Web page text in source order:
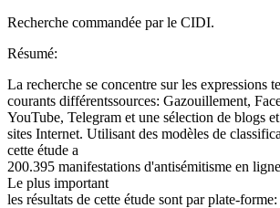
Recherche commandée par le CIDI.
Résumé:
La recherche se concentre sur les expressions
courants différentssources: Gazouillement,
YouTube, Telegram et une sélection de blogs et
sites Internet. Utilisant des modèles de
cette étude a
200.395 manifestations d'antisémitisme en
Le plus important
les résultats de cette étude sont par plate-forme: